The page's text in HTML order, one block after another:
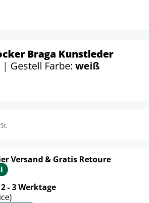
Braga Kunstleder
| Gestell Farbe: weiß
Versand & Gratis Retoure
- 3 Werktage